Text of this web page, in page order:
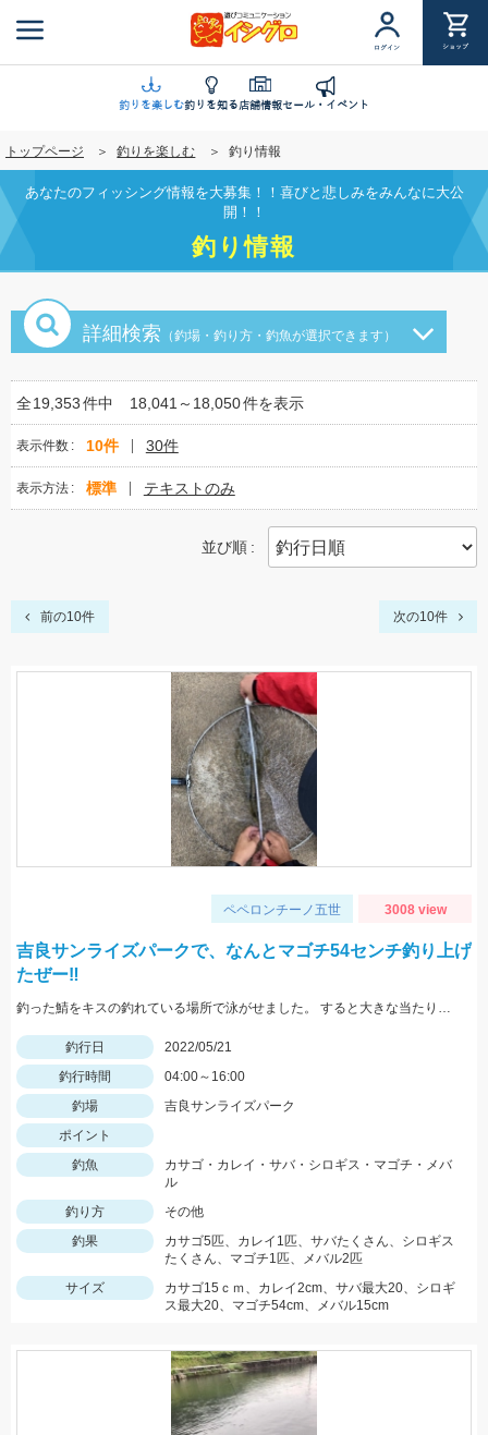
ン
に
移
動
ログイン ショップ
釣りを楽しむ釣りを知る店舗情報セール・イベント
トップページ 釣りを楽しむ 釣り情報
あなたのフィッシング情報を大募集！！喜びと悲しみをみんなに大公
開！！
釣り情報
詳細検索 （釣場・釣り方・釣魚が選択できます）
全19,353件中 18,041～18,050件を表示
表示件数 10件 30件
表示方法 標準 テキストのみ
並び順
前の10件 次の10件
ペペロンチーノ五世 3008 view
吉良サンライズパークで、なんとマゴチ54センチ釣り上げ
たぜー‼️
釣った鯖をキスの釣れている場所で泳がせました。 すると大きな当たりがーそれから頑張って釣り上げました。
釣行日
2022/05/21
釣行時間
04:00～16:00
釣場
吉良サンライズパーク
ポイント
釣魚
カサゴ・カレイ・サバ・シロギス・マゴチ・メバ
ル
釣り方
その他
釣果
カサゴ5匹、カレイ1匹、サバたくさん、シロギス
たくさん、マゴチ1匹、メバル2匹
サイズ
カサゴ15ｃｍ、カレイ2cm、サバ最大20、シロギ
ス最大20、マゴチ54cm、メバル15cm